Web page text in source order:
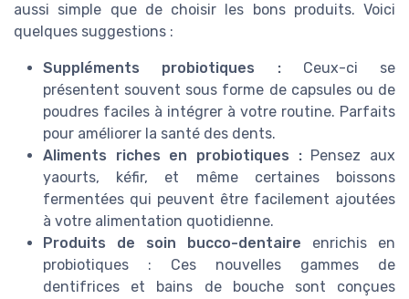
aussi simple que de choisir les bons produits. Voici
quelques suggestions :
Suppléments probiotiques :Ceux-ci se
présentent souvent sous forme de capsules ou de
poudres faciles à intégrer à votre routine. Parfaits
pour améliorer la santé des dents.
Aliments riches en probiotiques :Pensez aux
yaourts, kéfir, et même certaines boissons
fermentées qui peuvent être facilement ajoutées
à votre alimentation quotidienne.
Produits de soin bucco-dentaire enrichis en
probiotiques : Ces nouvelles gammes de
dentifrices et bains de bouche sont conçues